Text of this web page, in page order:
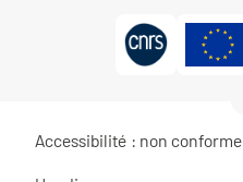
Accessibilité : non conforme